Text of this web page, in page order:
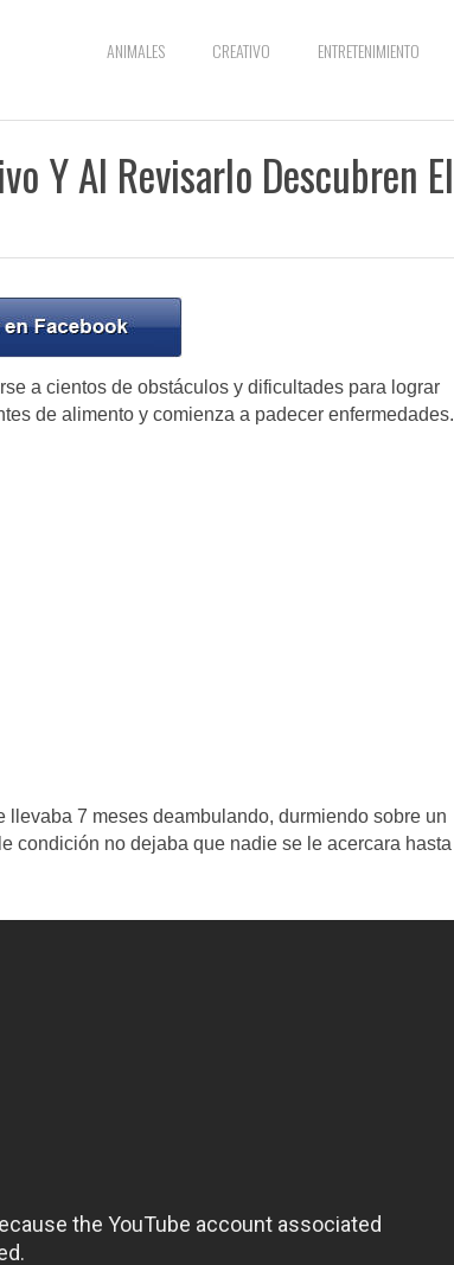
ANIMALES CREATIVO ENTRETENIMIENTO
Y Al Revisarlo Descubren El
a cientos de obstáculos y dificultades para lograr
de alimento y comienza a padecer enfermedades.
7 meses deambulando, durmiendo sobre un
condición no dejaba que nadie se le acercara hasta